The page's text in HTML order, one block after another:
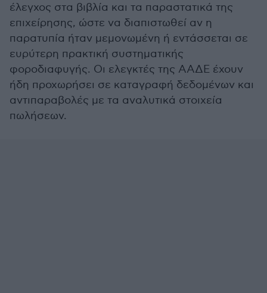
έλεγχος στα βιβλία και τα παραστατικά της
επιχείρησης, ώστε να διαπιστωθεί αν η
παρατυπία ήταν μεμονωμένη ή εντάσσεται σε
ευρύτερη πρακτική συστηματικής
φοροδιαφυγής. Οι ελεγκτές της ΑΑΔΕ έχουν
ήδη προχωρήσει σε καταγραφή δεδομένων και
αντιπαραβολές με τα αναλυτικά στοιχεία
πωλήσεων.